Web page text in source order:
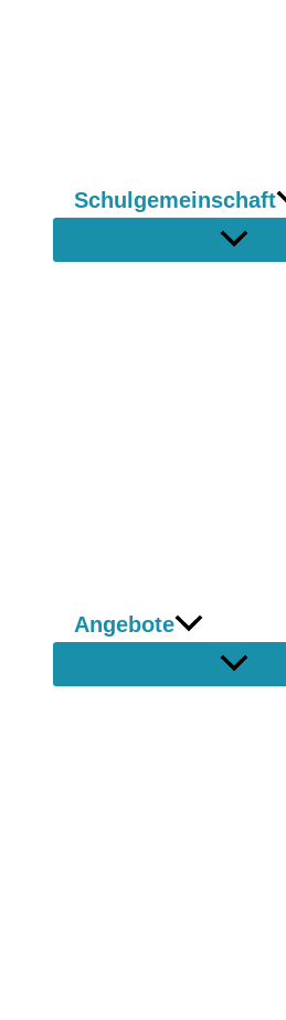
Schulgemeinschaft
Angebote